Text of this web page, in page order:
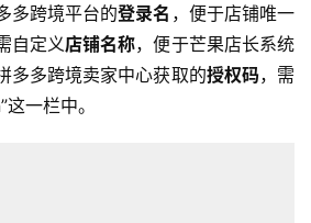
多跨境平台的登录名 ，便于店铺唯一
自定义店铺名称，便于芒果店长系统
多多跨境卖家中心获取的授权码，需
一栏中。